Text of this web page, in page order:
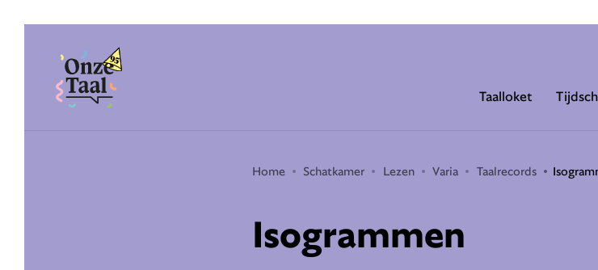
Onze Taal
Taalloket
Home Schatkamer Lezen Varia Taalrecords
Isogrammen